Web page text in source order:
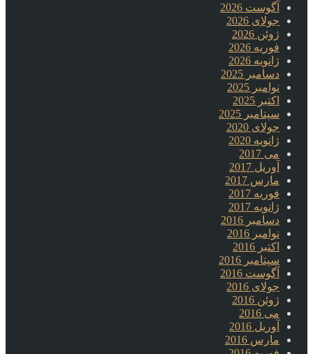
آگوست 2026
جولای 2026
ژوئن 2026
فوریه 2026
ژانویه 2026
دسامبر 2025
نوامبر 2025
اکتبر 2025
سپتامبر 2025
جولای 2020
ژانویه 2020
می 2017
آوریل 2017
مارس 2017
فوریه 2017
ژانویه 2017
دسامبر 2016
نوامبر 2016
اکتبر 2016
سپتامبر 2016
آگوست 2016
جولای 2016
ژوئن 2016
می 2016
آوریل 2016
مارس 2016